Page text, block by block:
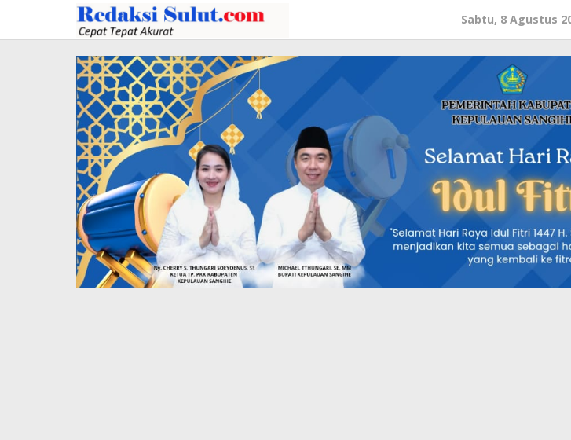
konten
Sabtu, 8 Agustus